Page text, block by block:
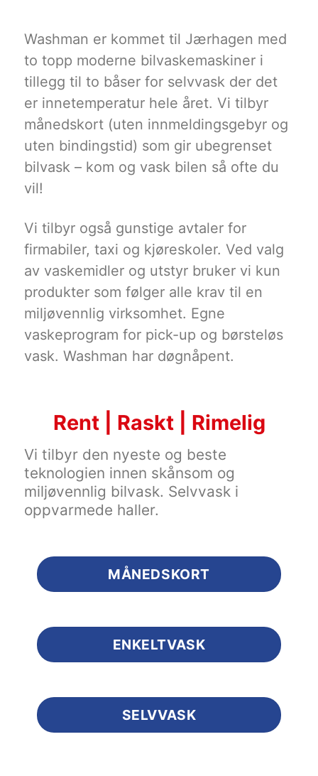
Washman er kommet til Jærhagen med
to topp moderne bilvaskemaskiner i
tillegg til to båser for selvvask der det
er innetemperatur hele året. Vi tilbyr
månedskort (uten innmeldingsgebyr og
uten bindingstid) som gir ubegrenset
bilvask – kom og vask bilen så ofte du
vil!
Vi tilbyr også gunstige avtaler for
firmabiler, taxi og kjøreskoler. Ved valg
av vaskemidler og utstyr bruker vi kun
produkter som følger alle krav til en
miljøvennlig virksomhet. Egne
vaskeprogram for pick-up og børsteløs
vask. Washman har døgnåpent.
Rent | Raskt | Rimelig
Vi tilbyr den nyeste og beste
teknologien innen skånsom og
miljøvennlig bilvask. Selvvask i
oppvarmede haller.
MÅNEDSKORT
ENKELTVASK
SELVVASK